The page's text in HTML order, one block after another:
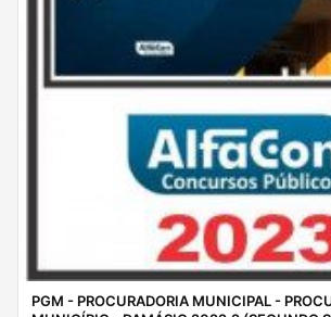
PGM - PROCURADORIA MUNICIPAL -